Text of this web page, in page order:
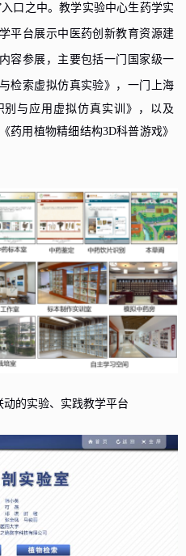
入口之中。教学实验中心生药学实
平台展示中医药创新教育资源建
容参展， 主要包括一门 国家级一
检索虚拟仿真实验》， 一门
上海
与应用虚拟仿真实训》，以及
药用植物精细结构3D科普游戏》
的实验、实践教学平台